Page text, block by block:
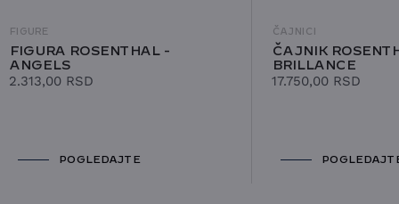
FIGURE
FIGURA ROSENTHAL -
ANGELS
2.313,00 RSD
POGLEDAJTE
ČAJNICI
ČAJNIK
BRILLANCE
17.750,00 RSD